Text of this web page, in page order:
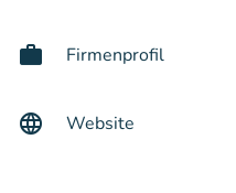
Firmenprofil
Website